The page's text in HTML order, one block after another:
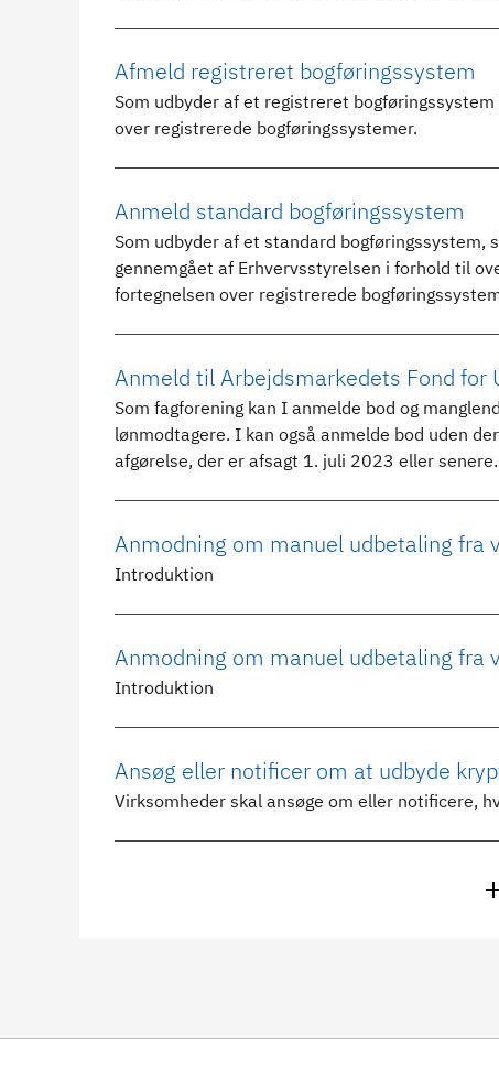
Afmeld registreret bogføringssystem
Som udbyder af et registreret
over registrerede bogføringssystemer.
Anmeld standard bogføringssystem
Som udbyder af et standard
gennemgået af Erhvervsstyrelsen i forhold til
fortegnelsen over registrerede
Anmeld til Arbejdsmarkedets Fond for
Som fagforening kan I anmelde bod og
lønmodtagere. I kan også anmelde bod uden
afgørelse, der er afsagt 1. juli 2023 eller senere.
Anmodning om manuel udbetaling fra
Introduktion
Anmodning om manuel udbetaling fra
Introduktion
Ansøg eller notificer om at udbyde
Virksomheder skal ansøge om eller notificere,